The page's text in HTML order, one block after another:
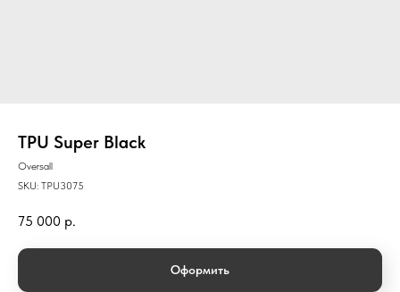
TPU Super Black
Oversall
SKU: TPU3075
75 000 р.
Оформить